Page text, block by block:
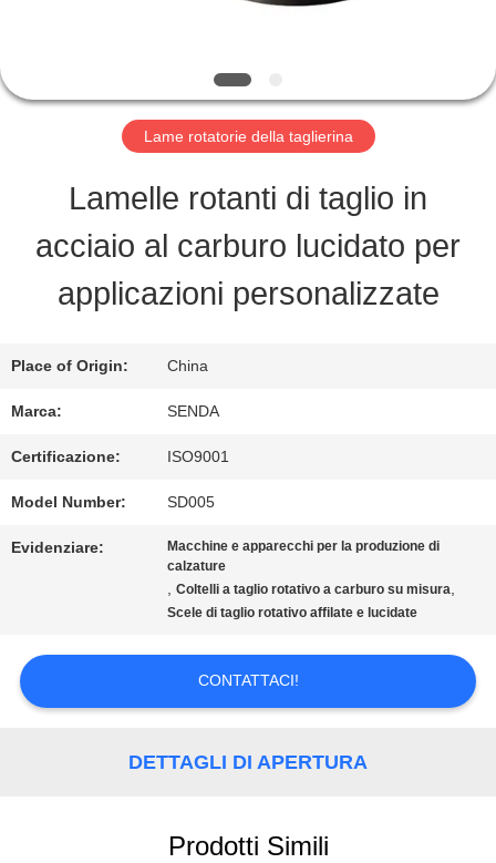
FABBRICA
DELLA
QUALITÀ
CHIEDI UN
PREVENTIVO
DEL
Lame rotatorie della taglierina
Lamelle rotanti di taglio in
acciaio al carburo lucidato per
applicazioni personalizzate
Place of Origin: China
Marca: SENDA
Certificazione: ISO9001
Model Number: SD005
Evidenziare:
Macchine e apparecchi per la produzione di
calzature
,Coltelli a taglio rotativo a carburo su misura,
Scele di taglio rotativo affilate e lucidate
CONTATTACI!
DETTAGLI DI APERTURA
Prodotti Simili